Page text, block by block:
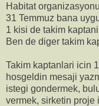
Habitat
31 Temmuz bana
1 kisi de takim
Ben de diger takim
Takim kaptanlari icin
hosgeldin mesaji
istegi gondermek,
vermek, sirketin proje